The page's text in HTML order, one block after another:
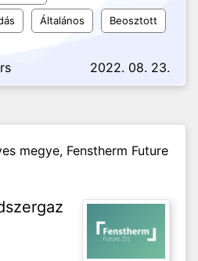
Általános Beosztott
2022. 08. 23.
megye, Fenstherm Future